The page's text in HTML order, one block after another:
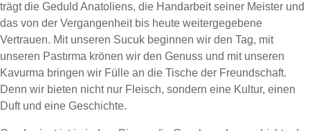
trägt die Geduld Anatoliens, die Handarbeit seiner Meister und
das von der Vergangenheit bis heute weitergegebene
Vertrauen. Mit unseren Sucuk beginnen wir den Tag, mit
unseren Pastırma krönen wir den Genuss und mit unseren
Kavurma bringen wir Fülle an die Tische der Freundschaft.
Denn wir bieten nicht nur Fleisch, sondern eine Kultur, einen
Duft und eine Geschichte.